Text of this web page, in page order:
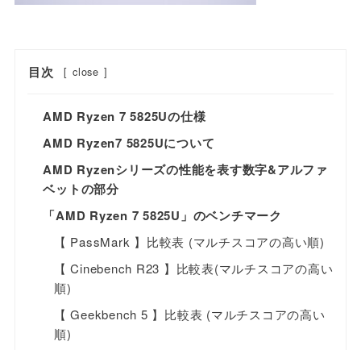
目次 [ close ]
AMD Ryzen 7 5825Uの仕様
AMD Ryzen7 5825Uについて
AMD Ryzenシリーズの性能を表す数字&アルファ
ベットの部分
「AMD Ryzen 7 5825U」のベンチマーク
【 PassMark 】比較表 (マルチスコアの高い順)
【 Cinebench R23 】比較表(マルチスコアの高い
順)
【 Geekbench 5 】比較表 (マルチスコアの高い
順)